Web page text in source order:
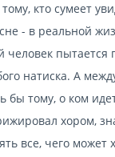
кто сумеет
- в реальной
человек
натиска. А
бы тому, о ком
хором,
все, чего